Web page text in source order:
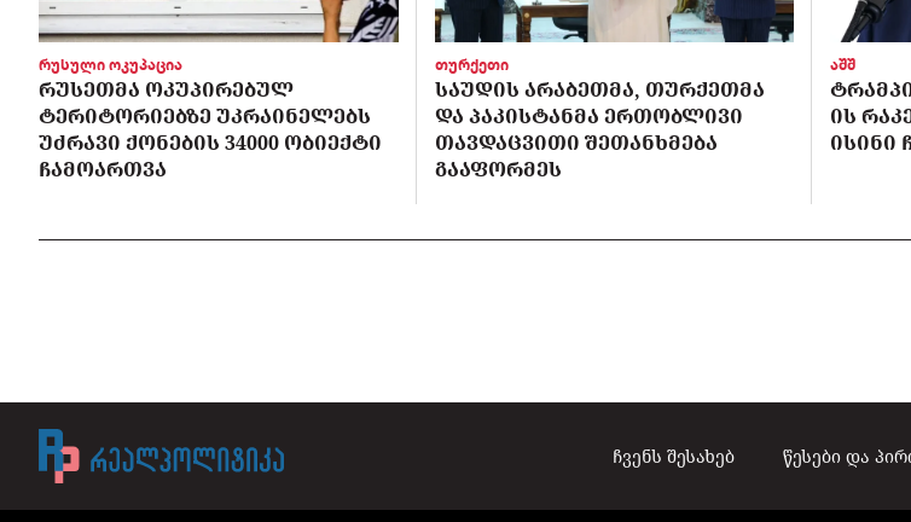
რუსული ოკუპაცია
ᲠᲣᲡᲔᲗᲛᲐ ᲝᲙᲣᲞᲘᲠᲔᲑᲣᲚ
ᲢᲔᲠᲘᲢᲝᲠᲘᲔᲑᲖᲔ ᲣᲙᲠᲐᲘᲜᲔᲚᲔᲑᲡ
ᲣᲫᲠᲐᲕᲘ ᲥᲝᲜᲔᲑᲘᲡ 34000 ᲝᲑᲘᲔᲥᲢᲘ
ᲩᲐᲛᲝᲐᲠᲗᲕᲐ
თურქეთი
ᲡᲐᲣᲓᲘᲡ ᲐᲠᲐᲑᲔᲗᲛᲐ, ᲗᲣᲠᲥᲔᲗᲛᲐ
ᲓᲐ ᲞᲐᲙᲘᲡᲢᲐᲜᲛᲐ ᲔᲠᲗᲝᲑᲚᲘᲕᲘ
ᲗᲐᲕᲓᲐᲪᲕᲘᲗᲘ ᲨᲔᲗᲐᲜᲮᲛᲔᲑᲐ
ᲒᲐᲐᲤᲝᲠᲛᲔᲡ
აშშ
ᲘᲡ
ᲘᲡᲘᲜᲘ
ჩვენს შესახებ წესები და